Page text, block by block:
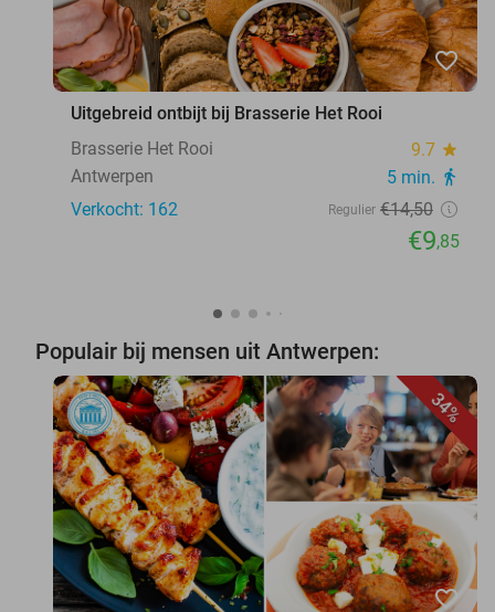
favorite_border
Uitgebreid ontbijt bij Brasserie Het Rooi
Brasserie Het Rooi
9.7 star
Antwerpen 5 min. directions_walk
Verkocht: 162 Regulier €14,50
€9,85
Populair bij mensen uit Antwerpen:
34%
favorite_border